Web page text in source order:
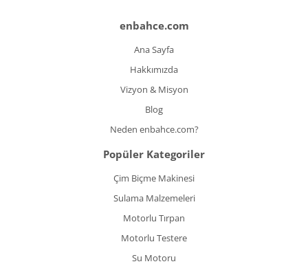
enbahce.com
Ana Sayfa
Hakkımızda
Vizyon & Misyon
Blog
Neden enbahce.com?
Popüler Kategoriler
Çim Biçme Makinesi
Sulama Malzemeleri
Motorlu Tırpan
Motorlu Testere
Su Motoru